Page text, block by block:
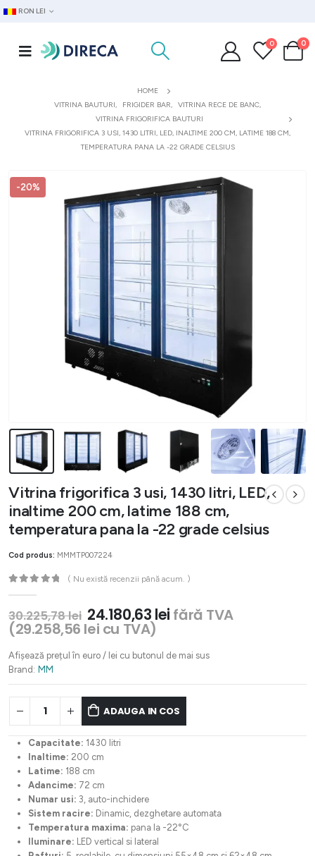
RON LEI
0 0
HOME
VITRINA BAUTURI, FRIGIDER BAR, VITRINA RECE DE BANC,
VITRINA FRIGORIFICA BAUTURI
VITRINA FRIGORIFICA 3 USI, 1430 LITRI, LED, INALTIME 200 CM, LATIME 188 CM,
TEMPERATURA PANA LA -22 GRADE CELSIUS
-20%
Vitrina frigorifica 3 usi, 1430 litri, LED,
inaltime 200 cm, latime 188 cm,
temperatura pana la -22 grade celsius
Cod produs: MMMTP007224
( Nu există recenzii până acum. )
30.225,78lei Prețul
inițial
fost:
24.180,63 leiPrețul
24.180,63 lei.
fără TVA
(29.258,56 lei cu TVA)
Afișează prețul în euro / lei cu butonul de mai sus
Brand: MM
ADAUGA IN COS
Capacitate: 1430 litri
Inaltime: 200 cm
Latime: 188 cm
Adancime: 72 cm
Numar usi: 3, auto-inchidere
Sistem racire: Dinamic, dezghetare automata
Temperatura maxima: pana la -22°C
Iluminare: LED vertical si lateral